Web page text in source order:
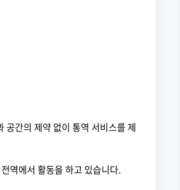
공간의 제약 없이 통역 서비스를 제
역에서 활동을 하고 있습니다.